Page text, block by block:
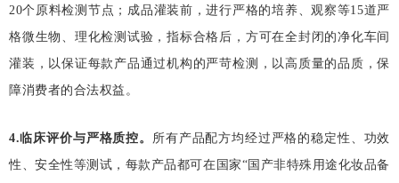
20个原料检测节点；成品灌装前，进行严格的培养、观察等15道严
格微生物、理化检测试验，指标合格后，方可在全封闭的净化车间
灌装，以保证每款产品通过机构的严苛检测，以高质量的品质，保
障消费者的合法权益。
4.临床评价与严格质控。 所有产品配方均经过严格的稳定性、功效
性、安全性等测试，每款产品都可在国家“国产非特殊用途化妆品备